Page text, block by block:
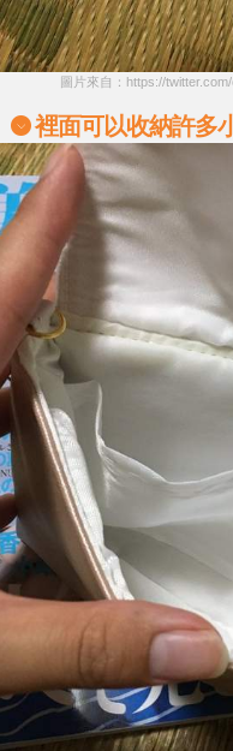
圖片來自：https://
裡面可以收納許多